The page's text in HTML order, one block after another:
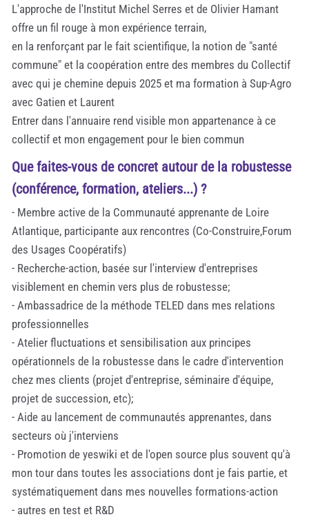
L'approche de l'Institut Michel Serres et de Olivier Hamant
offre un fil rouge à mon expérience terrain,
en la renforçant par le fait scientifique, la notion de "santé
commune" et la coopération entre des membres du Collectif
avec qui je chemine depuis 2025 et ma formation à Sup-Agro
avec Gatien et Laurent
Entrer dans l'annuaire rend visible mon appartenance à ce
collectif et mon engagement pour le bien commun
Que faites-vous de concret autour de la robustesse
(conférence, formation, ateliers...) ?
- Membre active de la Communauté apprenante de Loire
Atlantique, participante aux rencontres (Co-Construire,Forum
des Usages Coopératifs)
- Recherche-action, basée sur l'interview d'entreprises
visiblement en chemin vers plus de robustesse;
- Ambassadrice de la méthode TELED dans mes relations
professionnelles
- Atelier fluctuations et sensibilisation aux principes
opérationnels de la robustesse dans le cadre d'intervention
chez mes clients (projet d'entreprise, séminaire d'équipe,
projet de succession, etc);
- Aide au lancement de communautés apprenantes, dans
secteurs où j'interviens
- Promotion de yeswiki et de l'open source plus souvent qu'à
mon tour dans toutes les associations dont je fais partie, et
systématiquement dans mes nouvelles formations-action
- autres en test et R&D